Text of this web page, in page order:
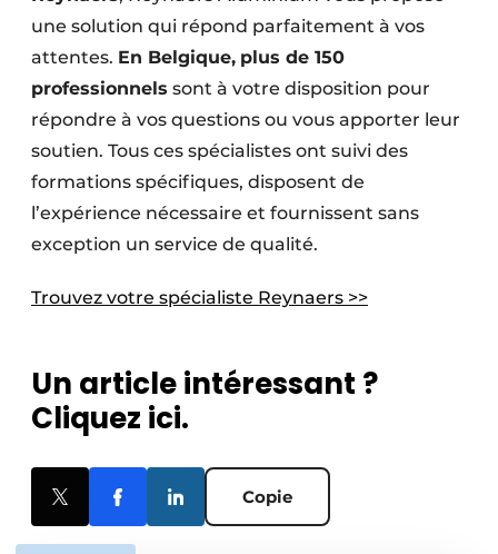
une solution qui répond parfaitement à vos
attentes. En Belgique, plus de 150
professionnels sont à votre disposition pour
répondre à vos questions ou vous apporter leur
soutien. Tous ces spécialistes ont suivi des
formations spécifiques, disposent de
l’expérience nécessaire et fournissent sans
exception un service de qualité.
Trouvez votre spécialiste Reynaers >>
Un article intéressant ?
Cliquez ici.
Copie